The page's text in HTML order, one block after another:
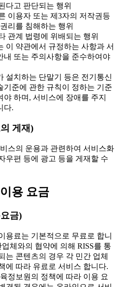
다고 판단되는 행위
이용자 또는 제3자의 저작권등
리를 침해하는 행위
관계 법령에 위배되는 행위
이 약관에서 규정하는 사항과 서
내 또는 주의사항을 준수하여야
설치하는 단말기 등은 전기통신
기준에 관한 규칙이 정하는 기준
야 하며, 서비스에 장애를 주지
다.
게재)
스의 운용과 관련하여 서비스화
우편 등에 광고 등을 게재할 수
용 요금
금)
용료는 기본적으로 무료로 합니
업체와의 협약에 의해 RISS를 통
는 콘텐츠의 경우 각 민간 업체
에 따라 유료로 서비스 합니다.
정보원의 정책에 따라 이용 요